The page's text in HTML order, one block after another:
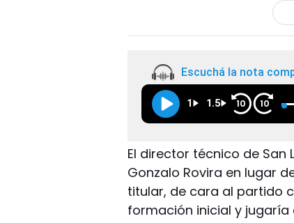
Escuchá la nota
1 1.5 10 10
El director técnico de San
Gonzalo Rovira en lugar
titular, de cara al partido
formación inicial y jugaría